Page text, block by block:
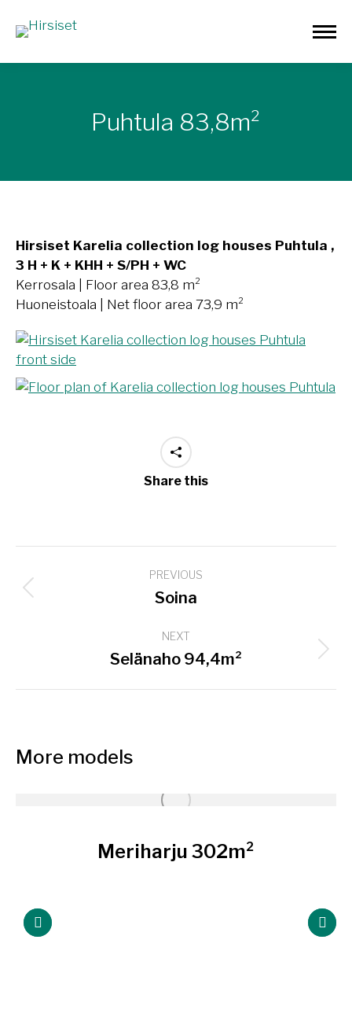
Puhtula 83,8m²
Hirsiset Karelia collection log houses Puhtula ,
3 H + K + KHH + S/PH + WC
Kerrosala | Floor area 83,8 m²
Huoneistoala | Net floor area 73,9 m²
Share this
navigation
PREVIOUS
Previous
Soina
NEXT
Next
Selänaho 94,4m²
More models
Meriharju 302m²